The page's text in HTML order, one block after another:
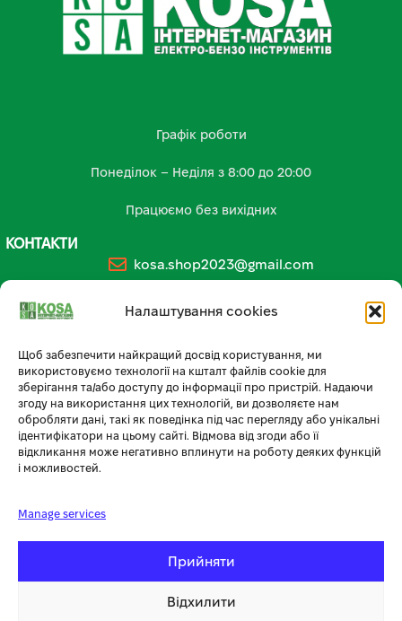
Налаштування cookies
Щоб забезпечити найкращий досвід користування, ми
використовуємо технології на кшталт файлів cookie для
зберігання та/або доступу до інформації про пристрій. Надаючи
згоду на використання цих технологій, ви дозволяєте нам
обробляти дані, такі як поведінка під час перегляду або унікальні
ідентифікатори на цьому сайті. Відмова від згоди або її
відкликання може негативно вплинути на роботу деяких функцій
і можливостей.
Manage services
Прийняти
Відхилити
Графік роботи
Понеділок – Неділя з 8:00 до 20:00
Працюємо без вихідних
КОНТАКТИ
kosa.shop2023@gmail.com
🏪 МАГАЗИН KOSA У ТЕРНОПОЛІ
вул. Бродівська, 14
🕘 Пн–Нд: 08:00–20:00 📞 096 796 14 54